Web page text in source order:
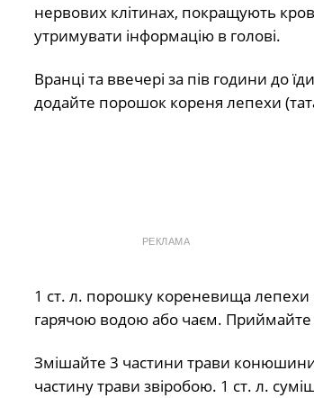
нервових клітинах, покращують
утримувати інформацію в голові.
Вранці та ввечері за пів години до
додайте порошок кореня лепехи
РЕКЛАМА
1 ст. л. порошку кореневища лепехи
гарячою водою або чаєм. Приймайте
Змішайте 3 частини трави конюшини
частину трави звіробою. 1 ст. л.